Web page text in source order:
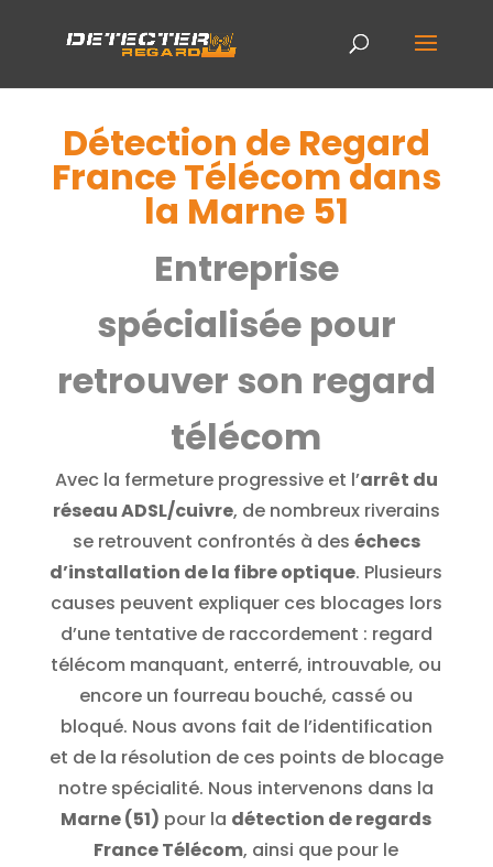
Détection de Regard
France Télécom dans
la Marne 51
Entreprise
spécialisée pour
retrouver son regard
télécom
Avec la fermeture progressive et l’arrêt du
réseau ADSL/cuivre, de nombreux riverains
se retrouvent confrontés à des échecs
d’installation de la fibre optique. Plusieurs
causes peuvent expliquer ces blocages lors
d’une tentative de raccordement : regard
télécom manquant, enterré, introuvable, ou
encore un fourreau bouché, cassé ou
bloqué. Nous avons fait de l’identification
et de la résolution de ces points de blocage
notre spécialité. Nous intervenons dans la
Marne (51) pour la détection de regards
France Télécom, ainsi que pour le